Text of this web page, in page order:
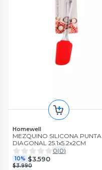
Homewell
MEZQUINO SILICONA PUNTA
DIAGONAL 25.1x5.2x2CM
0(0)
10% $3.590
$3.990